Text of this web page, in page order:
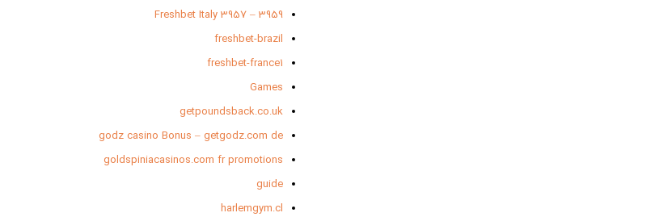
Freshbet Italy 3957 – 3959
freshbet-brazil
freshbet-france1
Games
getpoundsback.co.uk
godz casino Bonus – getgodz.com de
goldspiniacasinos.com fr promotions
guide
harlemgym.cl